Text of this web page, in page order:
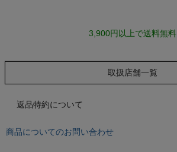
ビジネス
3,900円以上で送料無料
取扱店舗一覧
返品特約について
商品についてのお問い合わせ